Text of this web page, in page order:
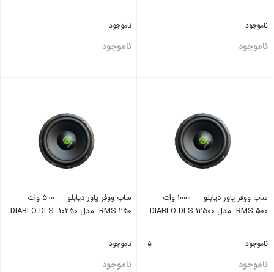
ناموجود
ناموجود
ناموجود
ناموجود
ساب ووفر پاور دیابلو – 1000 وات –
RMS 500- مدل DIABLO DLS-12500
ناموجود 5
ناموجود
ساب ووفر پاور دیابلو – 500 وات –
RMS 250- مدل DIABLO DLS -10250
ناموجود
ناموجود